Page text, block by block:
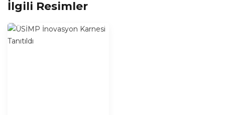
İlgili Resimler